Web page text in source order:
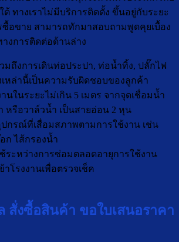
ต้ ทางเราไม่มีบริการติดตั้ง ขึ้นอยู่กับระยะ
อขาย สามารถทักมาสอบถามพูดคุยเบื้อง
งการติดต่อด้านล่าง
มถึงการเดินท่อประปา, ท่อน้ำทิ้ง, ปลั๊กไฟ
เหล่านี้เป็นความรับผิดชอบของลูกค้า
นในระยะไม่เกิน 5 เมตร จากจุดเชื่อมน้ำ
หรือวาล์วน้ำ เป็นสายอ่อน 2 หุน
กรณ์ที่เสื่อมสภาพตามการใช้งาน เช่น
ก ไส้กรองน้ำ
ระหว่างการซ่อมตลอดอายุการใช้งาน
าโรงงานเพื่อตรวจเช็ค
สั่งซื้อสินค้า ขอใบเสนอราคา